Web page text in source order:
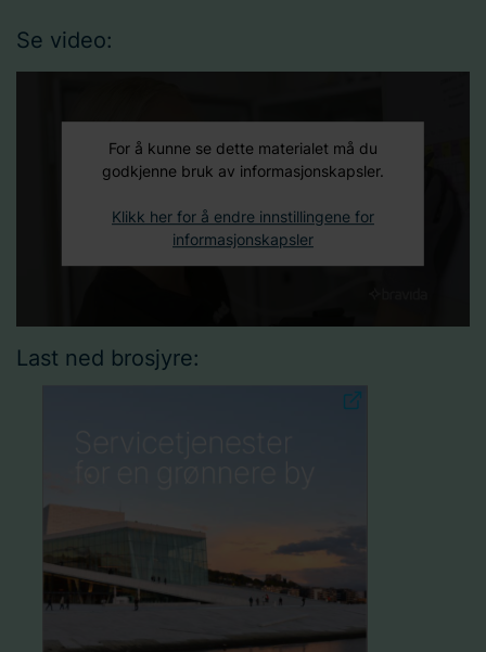
Se video:
For å kunne se dette materialet må du
godkjenne bruk av informasjonskapsler.
Klikk her for å endre innstillingene for
informasjonskapsler
Last ned brosjyre: